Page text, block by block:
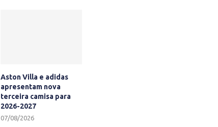
Aston Villa e adidas
apresentam nova
terceira camisa para
2026-2027
07/08/2026